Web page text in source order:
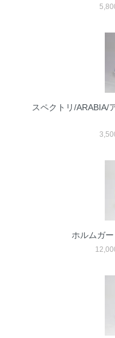
スペクトリ/ARABIA/
ホルムガ